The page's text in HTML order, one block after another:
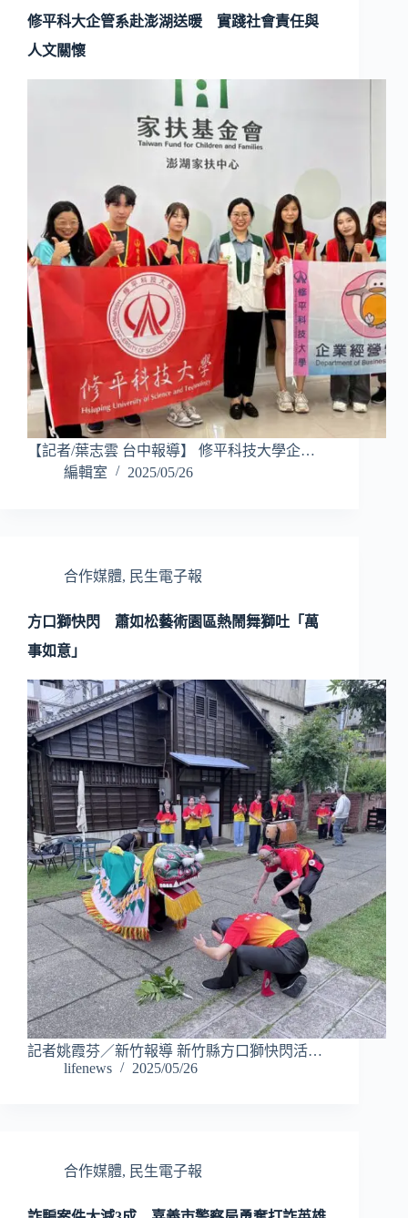
修平科大企管系赴澎湖送暖 實踐社會責任與
人文關懷
【記者/葉志雲 台中報導】 修平科技大學企…
編輯室
2025/05/26
合作媒體, 民生電子報
方口獅快閃 蕭如松藝術園區熱鬧舞獅吐「萬
事如意」
記者姚霞芬／新竹報導 新竹縣方口獅快閃活…
lifenews
2025/05/26
合作媒體, 民生電子報